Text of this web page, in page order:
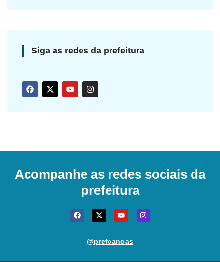
Siga as redes da prefeitura
Acompanhe as redes sociais da
prefeitura
@prefcanoas